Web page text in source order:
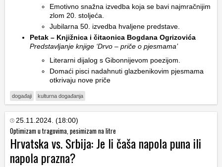
Emotivno snažna izvedba koja se bavi najmračnijim
zlom 20. stoljeća.
Jubilarna 50. izvedba hvaljene predstave.
Petak – Knjižnica i čitaonica Bogdana Ogrizovića
Predstavljanje knjige ‘Drvo – priče o pjesmama’
Literarni dijalog s Gibonnijevom poezijom.
Domaći pisci nadahnuti glazbenikovim pjesmama
otkrivaju nove priče
događaji kulturna događanja
25.11.2024. (18:00)
Optimizam u tragovima, pesimizam na litre
Hrvatska vs. Srbija: Je li čaša napola puna ili
napola prazna?